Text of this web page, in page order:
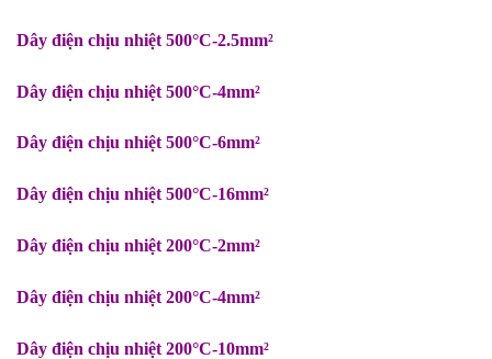
Dây điện chịu nhiệt 500°C-2.5mm²
Dây điện chịu nhiệt 500°C-4mm²
Dây điện chịu nhiệt 500°C-6mm²
Dây điện chịu nhiệt 500°C-16mm²
Dây điện chịu nhiệt 200°C-2mm²
Dây điện chịu nhiệt 200°C-4mm²
Dây điện chịu nhiệt 200°C-10mm²